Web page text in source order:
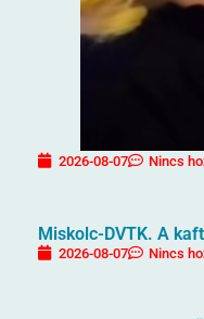
2026-08-07 Nincs
Miskolc-DVTK. A
2026-08-07 Nincs